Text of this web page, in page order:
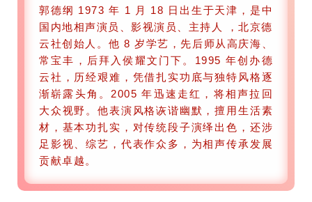
郭德纲 1973 年 1 月 18 日出生于天津，是中
国内地相声演员、影视演员、主持人 ，北京德
云社创始人。他 8 岁学艺，先后师从高庆海、
常宝丰，后拜入侯耀文门下。1995 年创办德
云社，历经艰难，凭借扎实功底与独特风格逐
渐崭露头角。2005 年迅速走红，将相声拉回
大众视野。他表演风格诙谐幽默，擅用生活素
材，基本功扎实，对传统段子演绎出色，还涉
足影视、综艺，代表作众多，为相声传承发展
贡献卓越。